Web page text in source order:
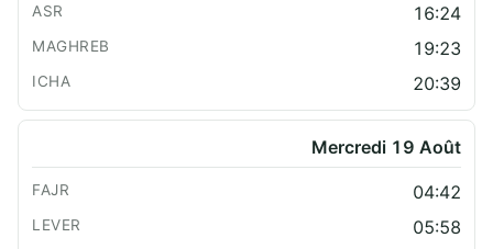
16:24
19:23
20:39
Mercredi 19 Août
04:42
05:58